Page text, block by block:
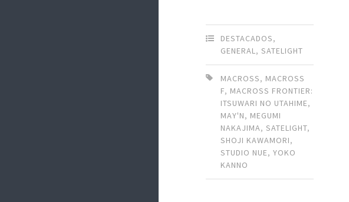
DESTACADOS,
GENERAL,SATELIGHT
MACROSS, MACROSS
F, MACROSS FRONTIER:
ITSUWARI NO UTAHIME,
MAY'N, MEGUMI
NAKAJIMA,SATELIGHT,
SHOJI KAWAMORI,
STUDIO NUE,YOKO
KANNO